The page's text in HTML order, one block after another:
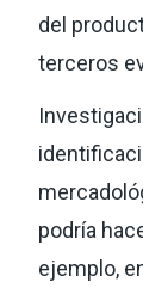
del
terceros
podría
ejemplo,